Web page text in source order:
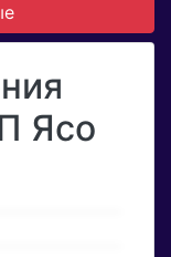
Ясо